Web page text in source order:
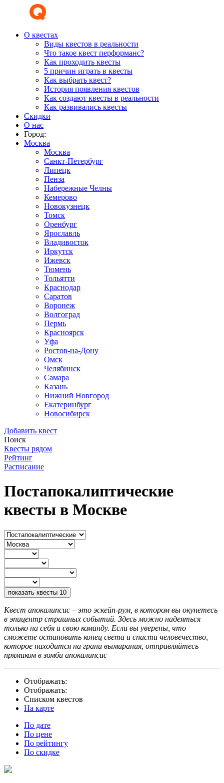
О квестах
Виды квестов в реальности
Что такое квест перформанс?
Как проходить квесты
5 причин играть в квесты
Как выбрать квест?
История появления квестов
Как создают квесты в реальности
Как развивались квесты
Скидки
О нас
Город:
Москва
Москва
Санкт-Петербург
Липецк
Пенза
Набережные Челны
Кемерово
Новокузнецк
Томск
Оренбург
Ярославль
Владивосток
Иркутск
Ижевск
Тюмень
Тольятти
Краснодар
Саратов
Воронеж
Волгоград
Пермь
Красноярск
Уфа
Ростов-на-Дону
Омск
Челябинск
Самара
Казань
Нижний Новгород
Екатеринбург
Новосибирск
Добавить квест
Поиск
Квесты рядом
Рейтинг
Расписание
Постапокалиптические
квесты в Москве
показать квесты 10
Квест апокалипсис – это эскейп-рум, в котором вы окунетесь
в эпицентр страшных событий. Здесь можно надеяться
только на себя и свою команду. Если вы уверены, что
сможете остановить конец света и спасти человечество,
которое находится на грани вымирания, отправляйтесь
прямиком в зомби апокалипсис
Отображать:
Отображать:
Списком квестов
На карте
По дате
По цене
По рейтингу
По скидке